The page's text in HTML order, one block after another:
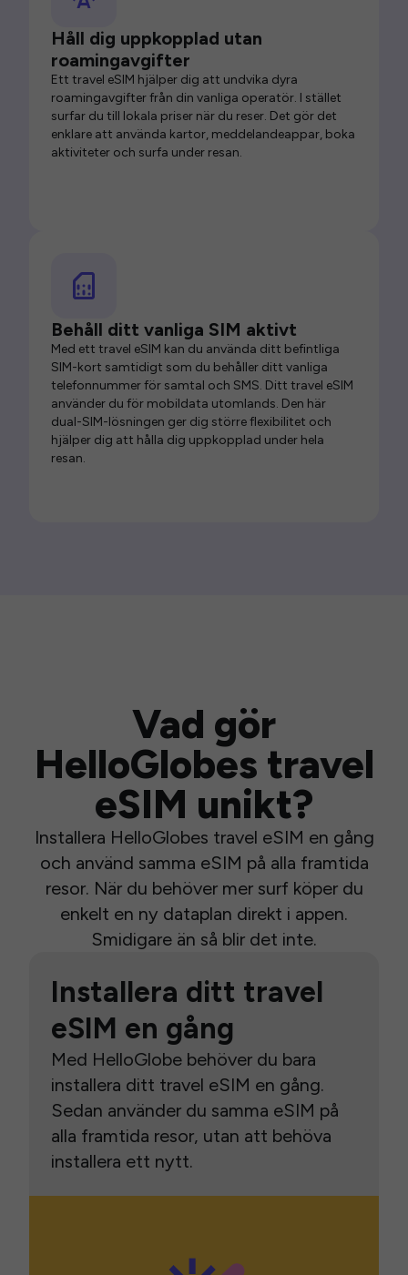
Håll dig uppkopplad utan
roamingavgifter
Ett travel eSIM hjälper dig att undvika dyra
roamingavgifter från din vanliga operatör. I stället
surfar du till lokala priser när du reser. Det gör det
enklare att använda kartor, meddelandeappar, boka
aktiviteter och surfa under resan.
Behåll ditt vanliga SIM aktivt
Med ett travel eSIM kan du använda ditt befintliga
SIM-kort samtidigt som du behåller ditt vanliga
telefonnummer för samtal och SMS. Ditt travel eSIM
använder du för mobildata utomlands. Den här
dual-SIM-lösningen ger dig större flexibilitet och
hjälper dig att hålla dig uppkopplad under hela
resan.
Vad gör
HelloGlobes travel
eSIM unikt?
Installera HelloGlobes travel eSIM en gång
och använd samma eSIM på alla framtida
resor. När du behöver mer surf köper du
enkelt en ny dataplan direkt i appen.
Smidigare än så blir det inte.
Installera ditt travel
eSIM en gång
Med HelloGlobe behöver du bara
installera ditt travel eSIM en gång.
Sedan använder du samma eSIM på
alla framtida resor, utan att behöva
installera ett nytt.